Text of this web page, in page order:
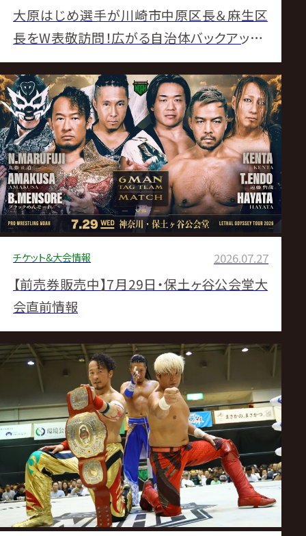
大原はじめ選手が川崎市中原区長＆麻生区
長をW表敬訪問！広がる自治体バックアップ、
川崎大会への協力呼びかけ！【毎夏恒例の
8.23カルッツかわさき大会開催！】
チケット&大会情報 2026.07.27
【前売券販売中】7月29日・保土ヶ谷公会堂大
会直前情報